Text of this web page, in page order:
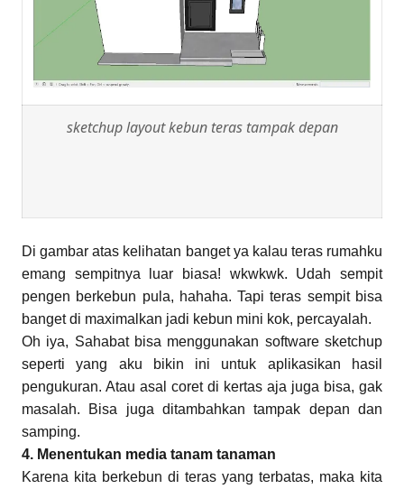
sketchup layout kebun teras tampak depan
Di gambar atas kelihatan banget ya kalau teras rumahku
emang sempitnya luar biasa! wkwkwk. Udah sempit
pengen berkebun pula, hahaha. Tapi teras sempit bisa
banget di maximalkan jadi kebun mini kok, percayalah.
Oh iya, Sahabat bisa menggunakan software sketchup
seperti yang aku bikin ini untuk aplikasikan hasil
pengukuran. Atau asal coret di kertas aja juga bisa, gak
masalah. Bisa juga ditambahkan tampak depan dan
samping.
4. Menentukan media tanam tanaman
Karena kita berkebun di teras yang terbatas, maka kita